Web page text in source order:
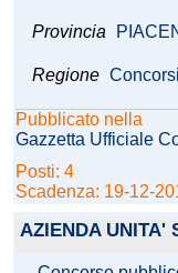
Provincia
Regione
Pubblicato nella
Gazzetta Ufficiale
Posti: 4
Scadenza: 19-12-
AZIENDA UNITA'